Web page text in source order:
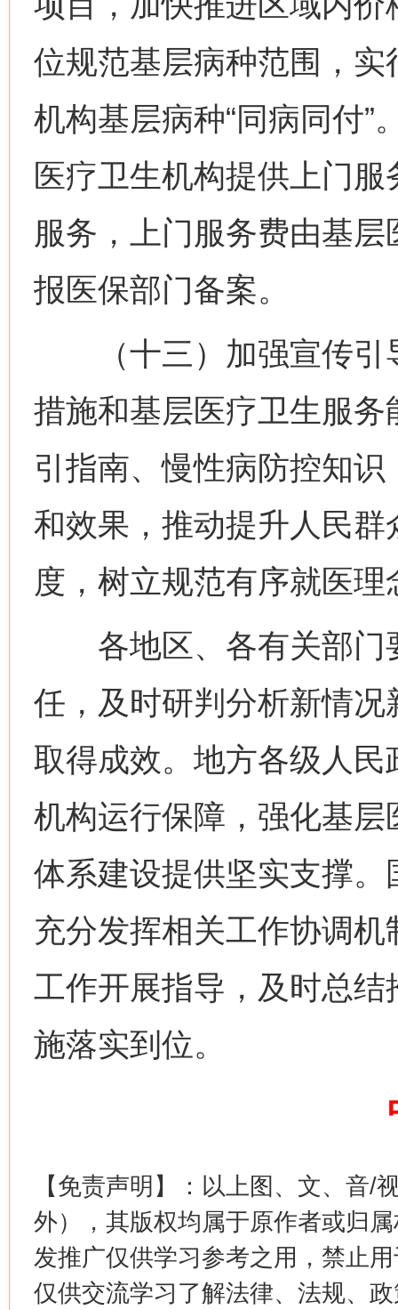
位规范基层病种范围，
机构基层病种“同病同付”
医疗卫生机构提供上门
服务，上门服务费由基
报医保部门备案。
（十三）加强宣传引
措施和基层医疗卫生服
引指南、慢性病防控知
和效果，推动提升人民
度，树立规范有序就医理
各地区、各有关部门
任，及时研判分析新情
取得成效。地方各级人
机构运行保障，强化基
体系建设提供坚实支撑
充分发挥相关工作协调
工作开展指导，及时总
施落实到位。
【免责声明】：以上图、文、音/
外），其版权均属于原作者或归
发推广仅供学习参考之用，禁止
仅供交流学习了解法律、法规、
网上购药对药下症？
在谋一域中谋全局